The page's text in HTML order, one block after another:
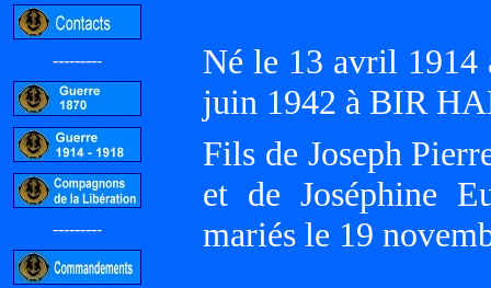
---------
---------
Né le 13 avril 1914
juin 1942 à BIR
Fils de Joseph
et de Joséphine
mariés le 19